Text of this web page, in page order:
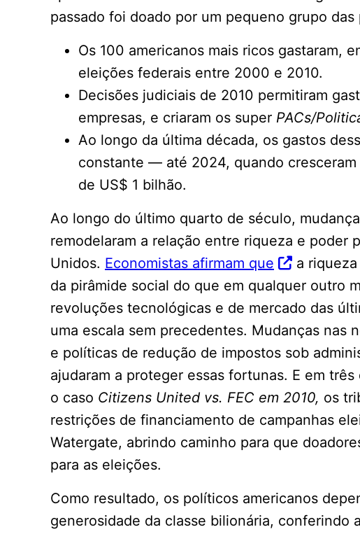
passado foi doado por um pequeno grupo das
Os 100 americanos mais ricos gastaram,
eleições federais entre 2000 e 2010.
Decisões judiciais de 2010 permitiram
empresas, e criaram os super PACs/
Ao longo da última década, os gastos
constante — até 2024, quando cresceram
de US$ 1 bilhão.
Ao longo do último quarto de século,
remodelaram a relação entre riqueza e poder
Unidos. Economistas afirmam que
a
da pirâmide social do que em qualquer outro
revoluções tecnológicas e de mercado das
uma escala sem precedentes. Mudanças nas
e políticas de redução de impostos sob
ajudaram a proteger essas fortunas. E em
o caso Citizens United vs. FEC em 2010, os
restrições de financiamento de campanhas
Watergate, abrindo caminho para que
para as eleições.
Como resultado, os políticos americanos
generosidade da classe bilionária, conferindo